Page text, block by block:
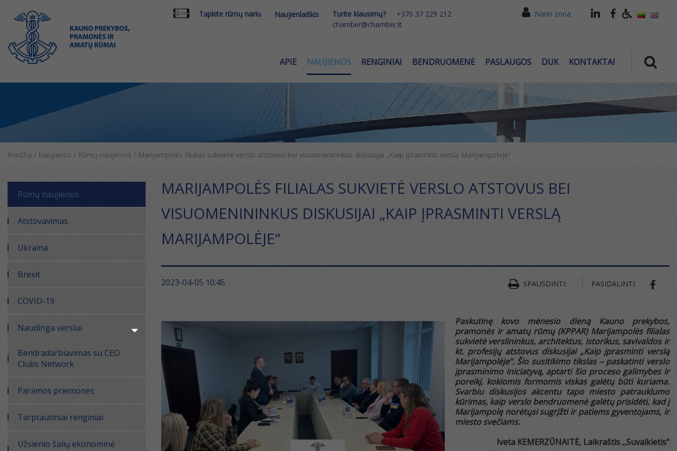
Tapkite rūmų nariu Naujienlaiškis Turite klausimų?
+370 37 229 212
chamber@chamber.lt
Nario zona
APIE NAUJIENOS RENGINIAI BENDRUOMENĖ PASLAUGOS DUK KONTAKTAI
Pradžia / Naujienos / Rūmų naujienos / Marijampolės filialas sukvietė verslo atstovus bei visuomenininkus diskusijai „Kaip įprasminti verslą Marijampolėje“
Rūmų naujienos
Atstovavimas
Ukraina
Brexit
COVID-19
Naudinga verslui
Bendradarbiavimas su CEO
Clubs Network
Paramos priemonės
Tarptautiniai renginiai
Užsienio šalių ekonominė
MARIJAMPOLĖS FILIALAS SUKVIETĖ VERSLO ATSTOVUS BEI
VISUOMENININKUS DISKUSIJAI „KAIP ĮPRASMINTI VERSLĄ
MARIJAMPOLĖJE“
2023-04-05 10:45 SPAUSDINTI: PASIDALINTI:
Paskutinę kovo mėnesio dieną Kauno prekybos,
pramonės ir amatų rūmų (KPPAR) Marijampolės filialas
sukvietė verslininkus, architektus, istorikus, savivaldos ir
kt. profesijų atstovus diskusijai „Kaip įprasminti verslą
Marijampolėje“. Šio susitikimo tikslas – paskatinti verslo
įprasminimo iniciatyvą, aptarti šio proceso galimybes ir
poreikį, kokiomis formomis viskas galėtų būti kuriama.
Svarbiu diskusijos akcentu tapo miesto patrauklumo
kūrimas, kaip verslo bendruomenė galėtų prisidėti, kad į
Marijampolę norėtųsi sugrįžti ir patiems gyventojams, ir
miesto svečiams.
Iveta KEMERZŪNAITĖ, Laikraštis ,,Suvalkietis“